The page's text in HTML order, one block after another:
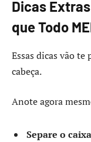
Dicas
que Todo
Essas dicas vão
cabeça.
Anote agora
Separe o